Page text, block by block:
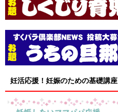
妊活応援！妊娠のための基礎講座